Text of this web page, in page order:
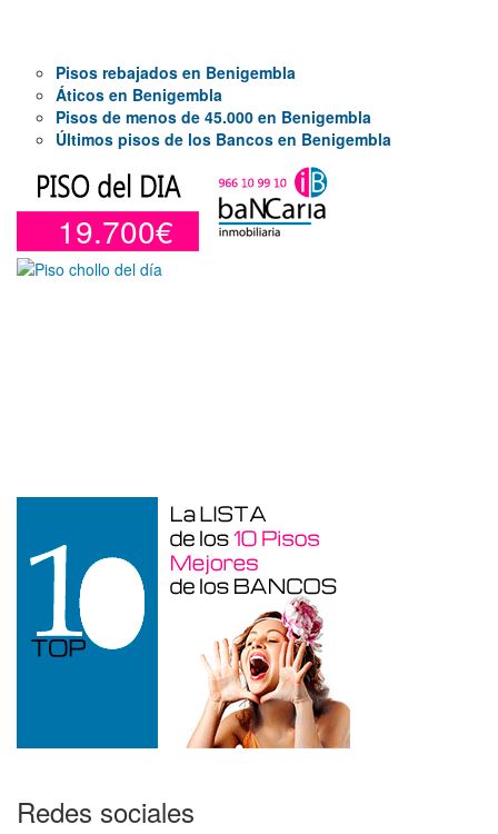
Pisos rebajados en Benigembla
Áticos en Benigembla
Pisos de menos de 45.000 en Benigembla
Últimos pisos de los Bancos en Benigembla
19.700€
Redes sociales